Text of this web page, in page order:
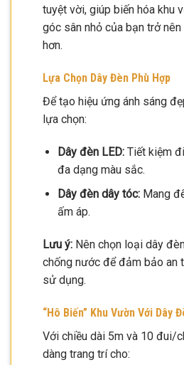
tuyệt vời, giúp biến hóa khu
góc sân nhỏ của bạn trở
hơn.
Lựa Chọn Dây Đèn Phù Hợp
Để tạo hiệu ứng ánh sáng
lựa chọn:
Dây đèn LED:Tiết kiệm
đa dạng màu sắc.
Dây đèn dây tóc:Mang
ấm áp.
Lưu ý: Nên chọn loại dây
chống nước để đảm bảo an
sử dụng.
“Hô Biến” Khu Vườn Với Dây
Với chiều dài 5m và 10 đui/
dàng trang trí cho: